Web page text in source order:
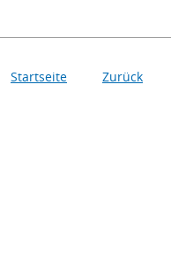
Startseite Zurück